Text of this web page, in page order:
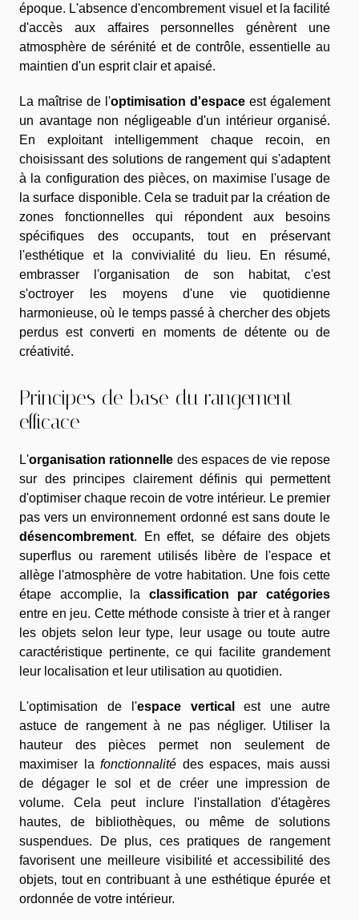
époque. L'absence d'encombrement visuel et la facilité
d'accès aux affaires personnelles génèrent une
atmosphère de sérénité et de contrôle, essentielle au
maintien d'un esprit clair et apaisé.
La maîtrise de l'optimisation d'espace est également
un avantage non négligeable d'un intérieur organisé.
En exploitant intelligemment chaque recoin, en
choisissant des solutions de rangement qui s'adaptent
à la configuration des pièces, on maximise l'usage de
la surface disponible. Cela se traduit par la création de
zones fonctionnelles qui répondent aux besoins
spécifiques des occupants, tout en préservant
l'esthétique et la convivialité du lieu. En résumé,
embrasser l'organisation de son habitat, c'est
s'octroyer les moyens d'une vie quotidienne
harmonieuse, où le temps passé à chercher des objets
perdus est converti en moments de détente ou de
créativité.
Principes de base du rangement
efficace
L'organisation rationnelle des espaces de vie repose
sur des principes clairement définis qui permettent
d'optimiser chaque recoin de votre intérieur. Le premier
pas vers un environnement ordonné est sans doute le
désencombrement. En effet, se défaire des objets
superflus ou rarement utilisés libère de l'espace et
allège l'atmosphère de votre habitation. Une fois cette
étape accomplie, la classification par catégories
entre en jeu. Cette méthode consiste à trier et à ranger
les objets selon leur type, leur usage ou toute autre
caractéristique pertinente, ce qui facilite grandement
leur localisation et leur utilisation au quotidien.
L'optimisation de l'espace vertical
est une autre
astuce de rangement à ne pas négliger. Utiliser la
hauteur des pièces permet non seulement de
maximiser la fonctionnalité des espaces, mais aussi
de dégager le sol et de créer une impression de
volume. Cela peut inclure l'installation d'étagères
hautes, de bibliothèques, ou même de solutions
suspendues. De plus, ces pratiques de rangement
favorisent une meilleure visibilité et accessibilité des
objets, tout en contribuant à une esthétique épurée et
ordonnée de votre intérieur.